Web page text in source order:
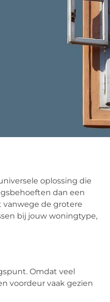
oplossing die
dan een
vanwege de grotere
bij jouw woningtype,
Omdat veel
voordeur vaak gezien